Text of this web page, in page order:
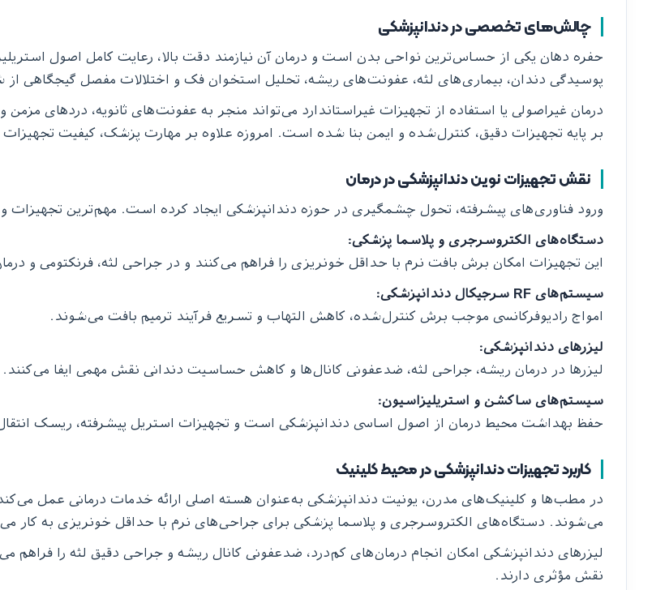
چالش‌های تخصصی در دندانپزشکی
حفره دهان یکی از حساس‌ترین نواحی بدن است و درمان آن نیازمند دقت بالا، رعایت کامل اصول
پوسیدگی دندان، بیماری‌های لثه، عفونت‌های ریشه، تحلیل استخوان فک و اختلالات مفصل گیجگاهی
درمان غیراصولی یا استفاده از تجهیزات غیراستاندارد می‌تواند منجر به عفونت‌های ثانویه، دردهای
بر پایه تجهیزات دقیق، کنترل‌شده و ایمن بنا شده است. امروزه علاوه بر مهارت پزشک، کیفیت تجهیزات
نقش تجهیزات نوین دندانپزشکی در درمان
ورود فناوری‌های پیشرفته، تحول چشمگیری در حوزه دندانپزشکی ایجاد کرده است. مهم‌ترین تجهیزات و
دستگاه‌های الکتروسرجری و پلاسما پزشکی:
این تجهیزات امکان برش بافت نرم با حداقل خونریزی را فراهم می‌کنند و در جراحی لثه، فرنکتومی و
سیستم‌های RF سرجیکال دندانپزشکی:
امواج رادیوفرکانسی موجب برش کنترل‌شده، کاهش التهاب و تسریع فرآیند ترمیم بافت می‌شوند.
لیزرهای دندانپزشکی:
لیزرها در درمان ریشه، جراحی لثه، ضدعفونی کانال‌ها و کاهش حساسیت دندانی نقش مهمی ایفا می‌کنند.
سیستم‌های ساکشن و استریلیزاسیون:
حفظ بهداشت محیط درمان از اصول اساسی دندانپزشکی است و تجهیزات استریل پیشرفته، ریسک
کاربرد تجهیزات دندانپزشکی در محیط کلینیک
در مطب‌ها و کلینیک‌های مدرن، یونیت دندانپزشکی به‌عنوان هسته اصلی ارائه خدمات درمانی عمل
می‌شوند. دستگاه‌های الکتروسرجری و پلاسما پزشکی برای جراحی‌های نرم با حداقل خونریزی به کار
نقش مؤثری دارند.